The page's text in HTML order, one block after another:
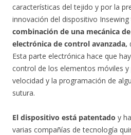
características del tejido y por la
innovación del dispositivo
combinación de una mecánica
electrónica de control avanzada,
Esta parte electrónica hace que
control de los elementos móviles
velocidad y la programación de
sutura.
El dispositivo está patentado y
varias compañías de tecnología